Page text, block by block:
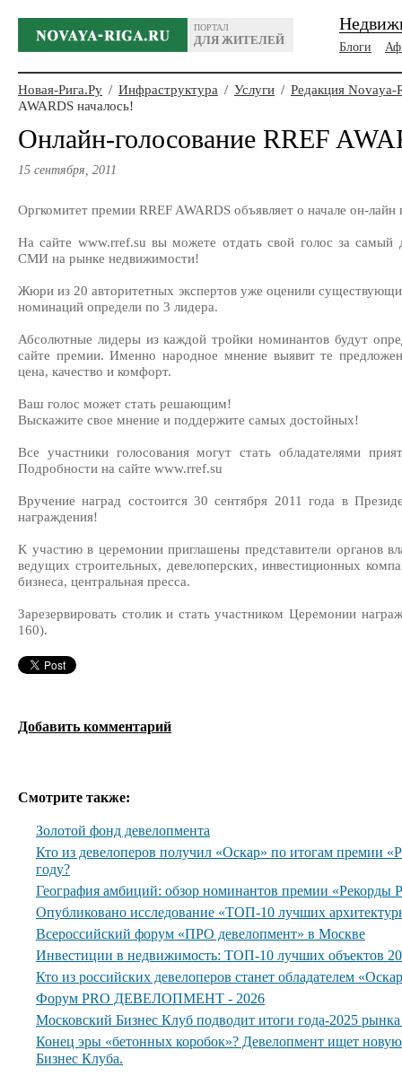
ПОРТАЛ
ДЛЯ ЖИТЕЛЕЙ
Блоги
Новая-Рига.Ру / Инфраструктура / Услуги / Редакция Novaya-
AWARDS началось!
Онлайн-голосование RREF
15 сентября, 2011
Оргкомитет премии RREF AWARDS объявляет о начале он-лайн
На сайте www.rref.su вы можете отдать свой голос за самый
СМИ на рынке недвижимости!
Жюри из 20 авторитетных экспертов уже оценили
номинаций определи по 3 лидера.
Абсолютные лидеры из каждой тройки номинантов будут
сайте премии. Именно народное мнение выявит те
цена, качество и комфорт.
Ваш голос может стать решающим!
Выскажите свое мнение и поддержите самых достойных!
Все участники голосования могут стать обладателями
Подробности на сайте www.rref.su
Вручение наград состоится 30 сентября 2011 года в
награждения!
К участию в церемонии приглашены представители органов
ведущих строительных, девелоперских, инвестиционных
бизнеса, центральная пресса.
Зарезервировать столик и стать участником Церемонии
160).
Добавить комментарий
Смотрите также:
Золотой фонд девелопмента
Кто из девелоперов получил «Оскар» по итогам премии
году?
География амбиций: обзор номинантов премии
Опубликовано исследование «ТОП-10 лучших
Всероссийский форум «ПРО девелопмент» в Москве
Инвестиции в недвижимость: ТОП-10 лучших объектов
Кто из российских девелоперов станет обладателем
Форум PRO ДЕВЕЛОПМЕНТ - 2026
Московский Бизнес Клуб подводит итоги года-2025
Конец эры «бетонных коробок»? Девелопмент ищет
Бизнес Клуба.